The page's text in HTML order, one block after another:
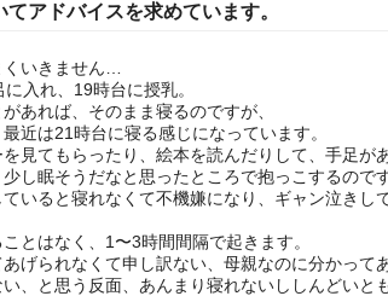
アドバイスを求めています。
いきません…
入れ、19時台に授乳。
あれば、そのまま寝るのですが、
近は21時台に寝る感じになっています。
見てもらったり、絵本を読んだりして、手足が
し眠そうだなと思ったところで抱っこするので
いると寝れなくて不機嫌になり、ギャン泣きし
とはなく、1〜3時間間隔で起きます。
あげられなくて申し訳ない、母親なのに分かって
、と思う反面、あんまり寝れないししんどいと